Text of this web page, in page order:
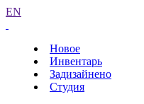
EN
Новое
Инвентарь
Задизайнено
Студия